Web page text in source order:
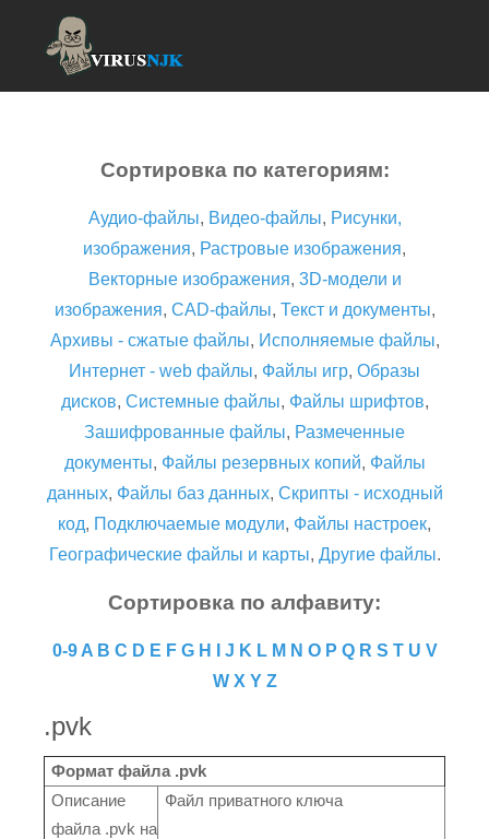
Сортировка по категориям:
Аудио-файлы, Видео-файлы, Рисунки,
изображения, Растровые изображения,
Векторные изображения, 3D-модели и
изображения, CAD-файлы, Текст и документы,
Архивы - сжатые файлы, Исполняемые файлы,
Интернет - web файлы, Файлы игр, Образы
дисков, Системные файлы, Файлы шрифтов,
Зашифрованные файлы, Размеченные
документы, Файлы резервных копий, Файлы
данных, Файлы баз данных, Скрипты - исходный
код, Подключаемые модули, Файлы настроек,
Географические файлы и карты, Другие файлы.
Сортировка по алфавиту:
0-9 A B C D E F G H J K L M N O P Q R S T U V
W X Y Z
.pvk
Формат файла .pvk
Описание
файла .pvk на
Файл приватного ключа